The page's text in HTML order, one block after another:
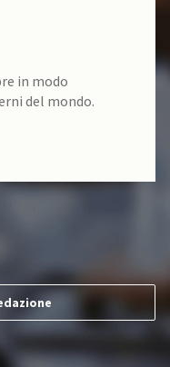
in modo
del mondo.